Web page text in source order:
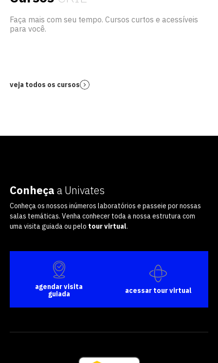
Faça mais com seu tempo. Cursos curtos e acessíveis
para você.
veja todos os cursos
Conheça a Univates
Conheça os nossos inúmeros laboratórios e passeie por nossas
salas temáticas. Venha conhecer toda a nossa estrutura com
uma visita guiada ou pelo tour virtual.
agendar visita
guiada
acessar tour virtual